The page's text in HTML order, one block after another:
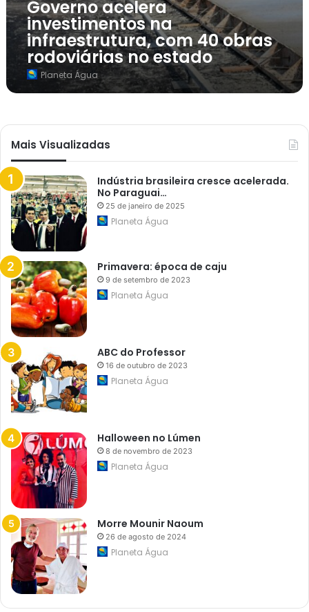
d
e
i
s
u
a
i
m
e
n
e
s
u
u
a
,
c
o
m
4
0
o
b
r
a
o
d
v
i
á
o
e
d
o
Governo acelera
investimentos na
infraestrutura, com 40 obras
rodoviárias no estado
Planeta Água
Mais Visualizadas
Indústria brasileira cresce acelerada.
No Paraguai…
25 de janeiro de 2025
Planeta Água
Primavera: época de caju
9 de setembro de 2023
Planeta Água
ABC do Professor
16 de outubro de 2023
Planeta Água
Halloween no Lúmen
8 de novembro de 2023
Planeta Água
Morre Mounir Naoum
26 de agosto de 2024
Planeta Água